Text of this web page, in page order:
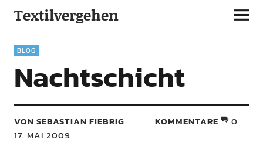
Textilvergehen
BLOG
Nachtschicht
VON SEBASTIAN FIEBRIG
17. MAI 2009
KOMMENTARE 0